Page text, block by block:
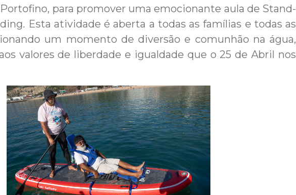
para promover uma emocionante aula de Stand-
Esta atividade é aberta a todas as famílias e todas as
um momento de diversão e comunhão na água,
valores de liberdade e igualdade que o 25 de Abril nos